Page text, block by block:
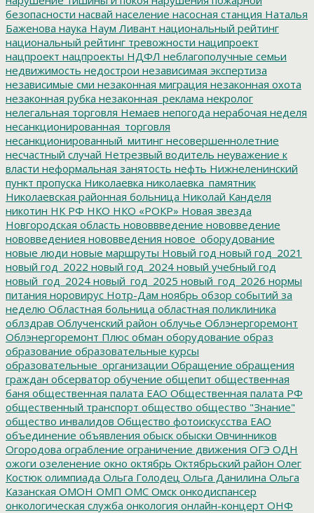
безопасности насвай население насосная станция Наталья
Баженова наука Наум Ливант национальный рейтинг
национальный рейтинг тревожности наципроект
нацпроект нацпроекты НДФЛ неблагополучные семьи
недвижимость недострои независимая экспертиза
независимые сми незаконная миграция незаконная охота
незаконная рубка незаконная_реклама некролог
нелегальная торговля Немаев непогода нерабочая неделя
несанкционированная_торговля
несанкционированный_митинг несовершеннолетние
несчастный случай Нетрезвый водитель неуважение к
власти неформальная занятость нефть Нижнеленинский
пункт пропуска Николаевка николаевка_памятник
Николаевская районная больница Николай Канделя
никотин НК РФ НКО НКО «РОКР» Новая звезда
Новгородская область нововвведение нововведение
нововведениея нововведения новое_оборудование
новые люди новые маршруты Новый год новый год_2021
новый год_2022 новый год_2024 новый учебный год
новый_год_2024 новый_год_2025 новый_год_2026 нормы
питания норовирус Нотр-Дам ноябрь обзор событий за
неделю Областная больница областная поликлиника
облздрав Облученский район облучье Облэнергоремонт
Облэнергоремонт Плюс обман оборудование образ
образование образовательные курсы
образовательные_организации Обращение обращения
граждан обсерватор обучение общепит общественная
баня общественная палата ЕАО Общественная палата РФ
общественный транспорт общество общество "Знание"
общество инвалидов Общество фотоискусства ЕАО
объединение объявления обыск обыски Овчинников
Огородова ограбление ограничение движения ОГЭ ОДН
ожоги озеленение окно октябрь Октябрьский район Олег
Костюк олимпиада Ольга Голодец Ольга Данилина Ольга
Казанская ОМОН ОМП ОМС Омск онкодиспансер
онкологическая служба онкология онлайн-концерт ОНФ